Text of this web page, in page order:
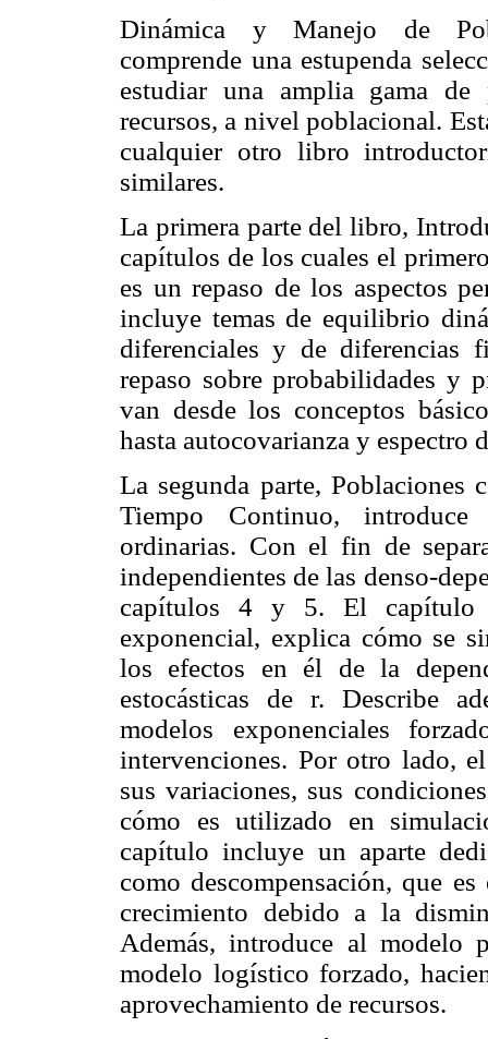
Dinámica y Manejo de
comprende una estupenda
estudiar una amplia gama
recursos, a nivel poblacional.
cualquier otro libro
similares.
La primera parte del libro,
capítulos de los cuales el
es un repaso de los aspectos
incluye temas de equilibrio
diferenciales y de diferencias
repaso sobre probabilidades y
van desde los conceptos
hasta autocovarianza y espectro
La segunda parte, Poblaciones
Tiempo Continuo, introduce
ordinarias. Con el fin de
independientes de las denso-
capítulos 4 y 5. El capítulo
exponencial, explica cómo se
los efectos en él de la
estocásticas de r. Describe
modelos exponenciales
intervenciones. Por otro lado,
sus variaciones, sus
cómo es utilizado en
capítulo incluye un aparte
como descompensación, que
crecimiento debido a la
Además, introduce al modelo
modelo logístico forzado,
aprovechamiento de recursos.